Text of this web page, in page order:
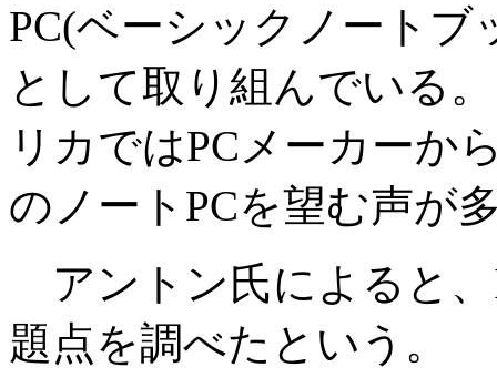
PC(ベーシックノートブ
として取り組んでいる
リカではPCメーカーか
のノートPCを望む声が
アントン氏によると
題点を調べたという。